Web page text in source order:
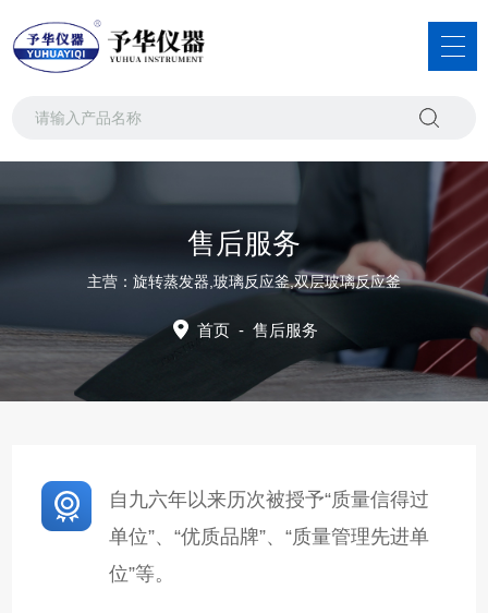
售后服务
主营：旋转蒸发器,玻璃反应釜,双层玻璃反应釜
首页 - 售后服务
自九六年以来历次被授予“质量信得过
单位”、“优质品牌”、“质量管理先进单
位”等。